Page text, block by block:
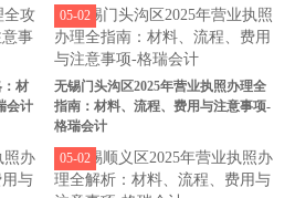
材
会计
无锡门头沟区2025年营业执照办理全
指南：材料、流程、费用与注意事项-
格瑞会计
05-02
05-02